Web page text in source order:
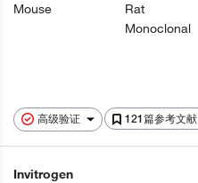
高级验证 121篇参考文献
Mouse
Rat
Monoclonal
Invitrogen